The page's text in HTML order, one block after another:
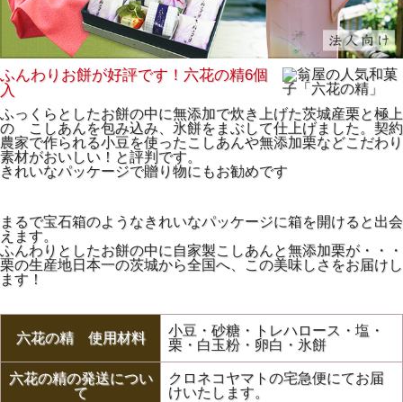
ふんわりお餅が好評です！六花の精6個
入
ふっくらとしたお餅の中に無添加で炊き上げた茨城産栗と極上
の こしあんを包み込み、氷餅をまぶして仕上げました。契約
農家で作られる小豆を使ったこしあんや無添加栗などこだわり
素材がおいしい！と評判です。
きれいなパッケージで贈り物にもお勧めです
まるで宝石箱のようなきれいなパッケージに箱を開けると出会
えます。
ふんわりとしたお餅の中に自家製こしあんと無添加栗が・・・
栗の生産地日本一の茨城から全国へ、この美味しさをお届けし
ます！
六花の精 使用材料
小豆・砂糖・トレハロース・塩・
栗・白玉粉・卵白・氷餅
六花の精の発送につい
て
クロネコヤマトの宅急便にてお届
けいたします。